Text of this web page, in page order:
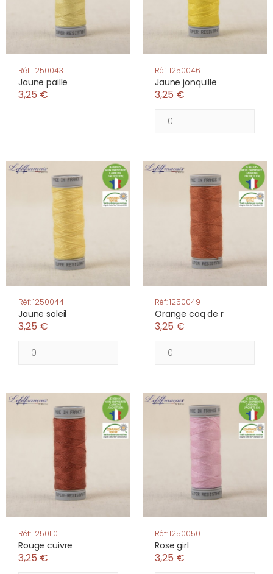
Réf: 1250043
Jaune paille
3,25 €
Réf: 1250046
Jaune jonquille
3,25 €
Réf: 1250044
Jaune soleil
3,25 €
Réf: 1250049
Orange coq de r
3,25 €
Réf: 1250110
Rouge cuivre
3,25 €
Réf: 1250050
Rose girl
3,25 €